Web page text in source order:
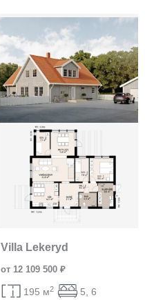
Villa Lekeryd
от 12 109 500 ₽
195 м2 5, 6